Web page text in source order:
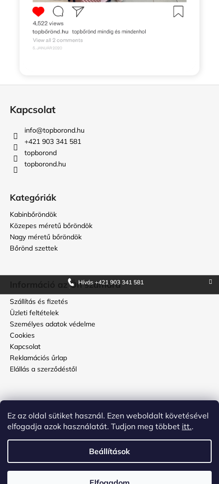
Ez az oldal sütiket használ. Ezen weboldalt követésével
elfogadja azok használatát. Tudjon meg többet itt..
Beállítások
Hívás +421 903 341 581
Kapcsolat
info@topborond.hu
+421 903 341 581
topborond
topborond.hu
Kategóriák
Kabinbőröndök
Közepes méretű bőröndök
Nagy méretű bőröndök
Bőrönd szettek
Információ az Ön számára
Szállítás és fizetés
Üzleti feltételek
Személyes adatok védelme
Cookies
Kapcsolat
Reklamációs űrlap
Elállás a szerződéstől
Hogyan kell ápolni a topbőröndöt?
Hogyan állítsuk be a kódot a bőrönd számzárján?